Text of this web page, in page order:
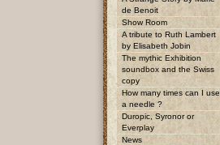
de Benoit
Show Room
A tribute to Ruth Lambert
by Elisabeth Jobin
The mythic Exhibition
soundbox and the Swiss
copy
How many times can I use
a needle ?
Duropic, Syronor or
Everplay
News